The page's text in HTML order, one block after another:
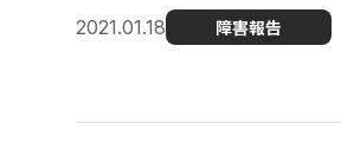
2021.01.18 障害報告